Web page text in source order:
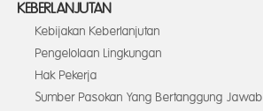
KEBERLANJUTAN
Kebijakan Keberlanjutan
Pengelolaan Lingkungan
Hak Pekerja
Sumber Pasokan Yang Bertanggung Jawab